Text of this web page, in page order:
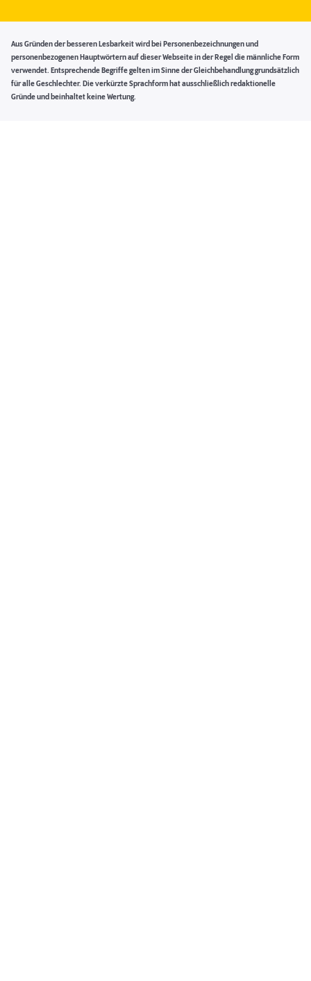
Aus Gründen der besseren Lesbarkeit wird bei Personenbezeichnungen und
personenbezogenen Hauptwörtern auf dieser Webseite in der Regel die männliche Form
verwendet. Entsprechende Begriffe gelten im Sinne der Gleichbehandlung grundsätzlich
für alle Geschlechter. Die verkürzte Sprachform hat ausschließlich redaktionelle
Gründe und beinhaltet keine Wertung.